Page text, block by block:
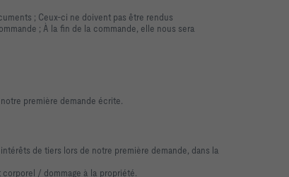
; Ceux-ci ne doivent pas être rendus
; À la fin de la commande, elle nous sera
première demande écrite.
de tiers lors de notre première demande, dans la
corporel / dommage à la propriété.